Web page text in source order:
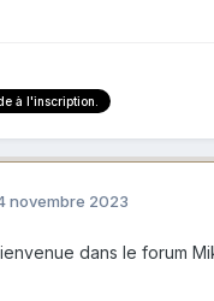
à l'inscription.
novembre 2023
dans le forum